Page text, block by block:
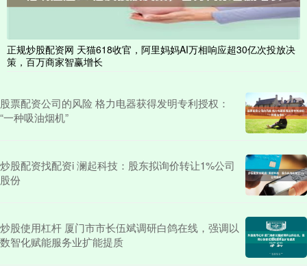
正规炒股配资网 天猫618收官，阿里妈妈AI万相响应超30亿次投放决
策，百万商家智赢增长
股票配资公司的风险 格力电器获得发明专利授权：
“一种吸油烟机”
炒股配资找配资i 澜起科技：股东拟询价转让1%公司
股份
炒股使用杠杆 厦门市市长伍斌调研白鸽在线，强调以
数智化赋能服务业扩能提质